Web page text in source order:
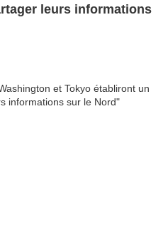
leurs informations